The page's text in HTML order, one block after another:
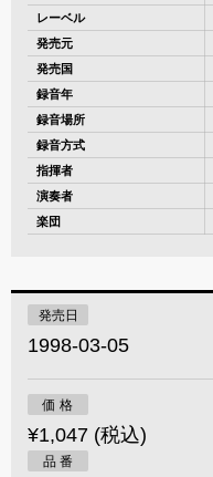
レーベル
発売元
発売国
録音年
録音場所
録音方式
指揮者
演奏者
楽団
発売日
1998-03-05
価 格
¥1,047 (税込)
品 番